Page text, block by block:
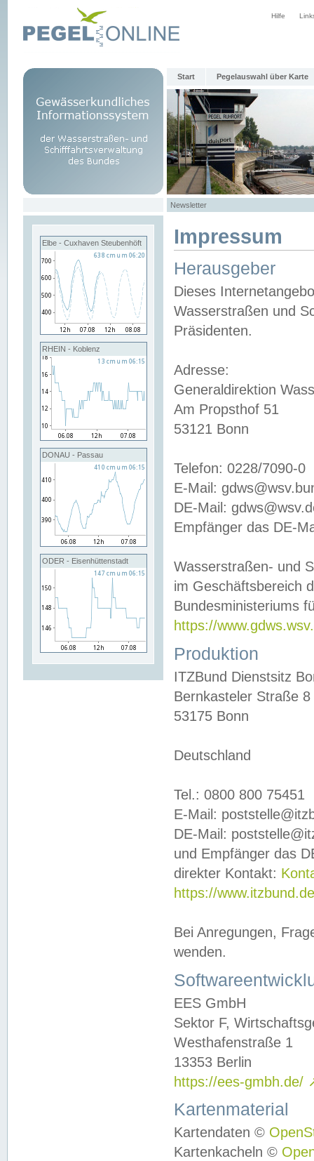
Hilfe
Start Pegelauswahl über Karte
Newsletter
Elbe - Cuxhaven Steubenhöft
RHEIN - Koblenz
DONAU - Passau
ODER - Eisenhüttenstadt
Impressum
Herausgeber
Dieses
Wasserstraßen und
Präsidenten.
Adresse:
Generaldirektion
Am Propsthof 51
53121 Bonn
Telefon: 0228/7090-0
E-Mail:
DE-Mail:
Empfänger das DE-
Wasserstraßen- und
im Geschäftsbereich
Bundesministeriums
https://
Produktion
ITZBund Dienstsitz
Bernkasteler Straße 8
53175 Bonn
Deutschland
Tel.: 0800 800 75451
E-Mail:
DE-Mail:
und Empfänger das
direkter Kontakt:
https://
Bei Anregungen,
wenden.
EES GmbH
Sektor F,
Westhafenstraße 1
13353 Berlin
https://ees-gmbh.de/
Kartenmaterial
Kartendaten ©
Kartenkacheln ©